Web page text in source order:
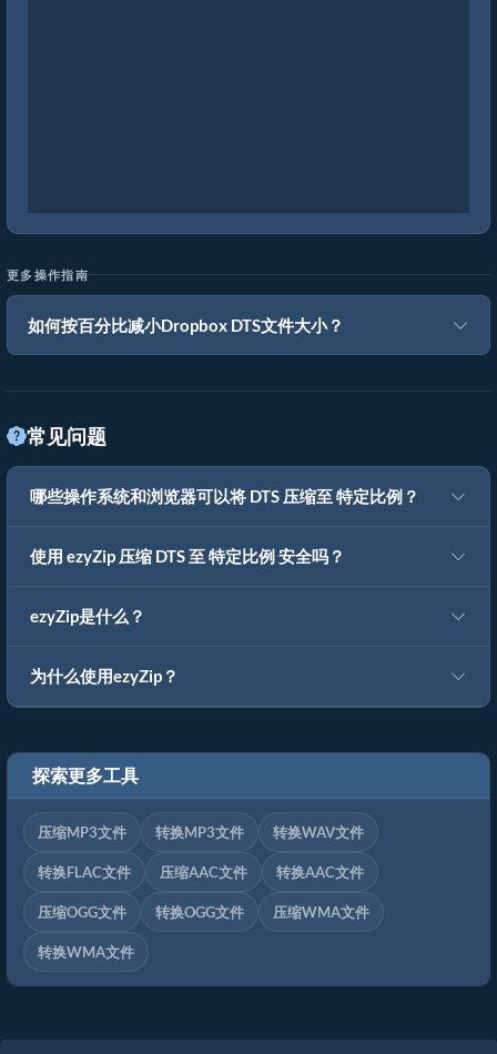
更多操作指南
如何按百分比减小Dropbox DTS文件大小？
常见问题
哪些操作系统和浏览器可以将 DTS 压缩至 特定比例？
使用 ezyZip 压缩 DTS 至 特定比例 安全吗？
ezyZip是什么？
为什么使用ezyZip？
探索更多工具
压缩MP3文件 转换MP3文件 转换WAV文件
转换FLAC文件 压缩AAC文件 转换AAC文件
压缩OGG文件 转换OGG文件 压缩WMA文件
转换WMA文件